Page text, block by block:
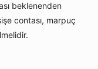
beklenenden
contası, marpuç